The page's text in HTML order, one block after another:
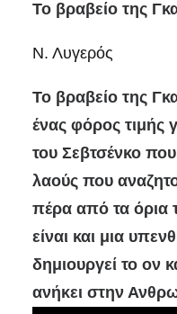
Το βραβείο της
Ν. Λυγερός
Το βραβείο της
ένας φόρος τιμής
του Σεβτσένκο που
λαούς που
πέρα από τα όρια
είναι και μια
δημιουργεί το ον
ανήκει στην